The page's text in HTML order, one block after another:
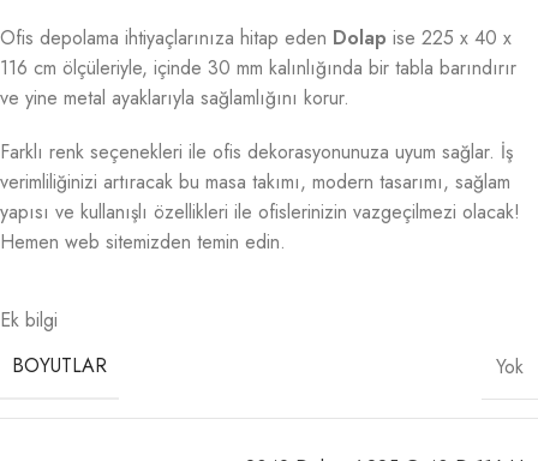
Ofis depolama ihtiyaçlarınıza hitap eden Dolap ise 225 x 40 x
116 cm ölçüleriyle, içinde 30 mm kalınlığında bir tabla barındırır
ve yine metal ayaklarıyla sağlamlığını korur.
Farklı renk seçenekleri ile ofis dekorasyonunuza uyum sağlar. İş
verimliliğinizi artıracak bu masa takımı, modern tasarımı, sağlam
yapısı ve kullanışlı özellikleri ile ofislerinizin vazgeçilmezi olacak!
Hemen web sitemizden temin edin.
Ek bilgi
BOYUTLAR
Yok